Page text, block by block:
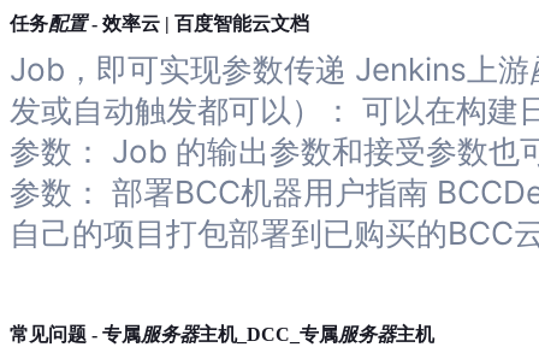
任务配置- 效率云 | 百度智能云文档
Job，即可实现参数传递 Jenkins上游
发或自动触发都可以）： 可以在构
参数： Job 的输出参数和接受参数也
参数： 部署BCC机器用户指南
自己的项目打包部署到已购买的BCC
常见问题 - 专属服务器主机_DCC_专属服务器主机